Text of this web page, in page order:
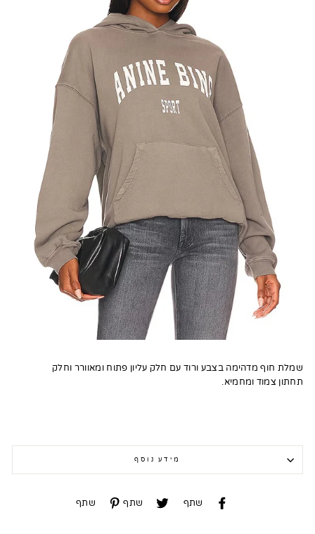
שמלת חוף מדהימה בצבע ורוד עם חלק עליון פתוח ומאוורר וחלק
תחתון צמוד ומחמיא.
מידע נוסף
שתף שתף שתף שתף שתף